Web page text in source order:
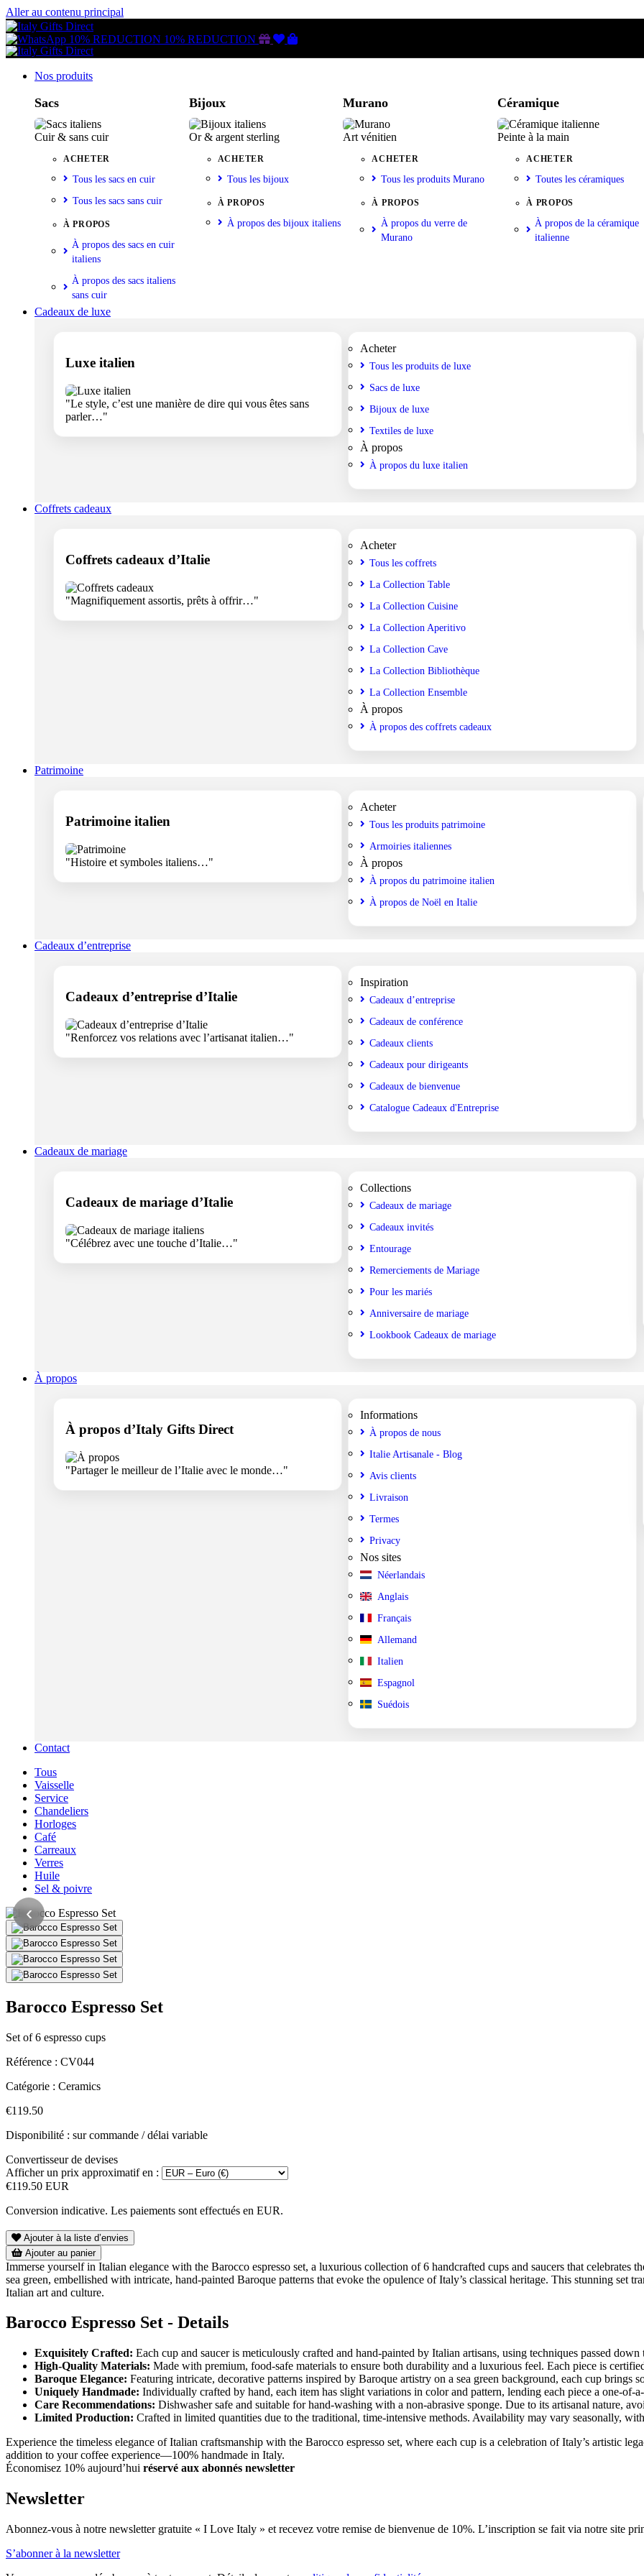
Aller au contenu principal
10% REDUCTION 10% REDUCTION Gutscheine
Wunschliste
Warenkorb
Nos produits
Sacs
Cuir & sans cuir
ACHETER
Tous les sacs en cuir
Tous les sacs sans cuir
À PROPOS
À propos des sacs en cuir
italiens
À propos des sacs italiens
sans cuir
Bijoux
Or & argent sterling
ACHETER
Tous les bijoux
À PROPOS
À propos des bijoux italiens
Murano
Art vénitien
ACHETER
Tous les produits Murano
À PROPOS
À propos du verre de
Murano
Céramique
Peinte à la main
ACHETER
Toutes les céramiques
À PROPOS
À propos de la céramique
italienne
Cadeaux de luxe
Luxe italien
"Le style, c’est une manière de dire qui vous êtes sans
parler…"
Acheter
Tous les produits de luxe
Sacs de luxe
Bijoux de luxe
Textiles de luxe
À propos
À propos du luxe italien
Coffrets cadeaux
Coffrets cadeaux d’Italie
"Magnifiquement assortis, prêts à offrir…"
Acheter
Tous les coffrets
La Collection Table
La Collection Cuisine
La Collection Aperitivo
La Collection Cave
La Collection Bibliothèque
La Collection Ensemble
À propos
À propos des coffrets cadeaux
Patrimoine
Patrimoine italien
"Histoire et symboles italiens…"
Acheter
Tous les produits patrimoine
Armoiries italiennes
À propos
À propos du patrimoine italien
À propos de Noël en Italie
Cadeaux d’entreprise
Cadeaux d’entreprise d’Italie
"Renforcez vos relations avec l’artisanat italien…"
Inspiration
Cadeaux d’entreprise
Cadeaux de conférence
Cadeaux clients
Cadeaux pour dirigeants
Cadeaux de bienvenue
Catalogue Cadeaux d'Entreprise
Cadeaux de mariage
Cadeaux de mariage d’Italie
"Célébrez avec une touche d’Italie…"
Collections
Cadeaux de mariage
Cadeaux invités
Entourage
Remerciements de Mariage
Pour les mariés
Anniversaire de mariage
Lookbook Cadeaux de mariage
À propos
À propos d’Italy Gifts Direct
"Partager le meilleur de l’Italie avec le monde…"
Informations
À propos de nous
Italie Artisanale - Blog
Avis clients
Livraison
Termes
Privacy
Nos sites
Néerlandais
Anglais
Français
Allemand
Italien
Espagnol
Suédois
Contact
Tous
Vaisselle
Service
Chandeliers
Horloges
Café
Carreaux
Verres
Huile
Sel & poivre
‹
Barocco Espresso Set
Set of 6 espresso cups
Référence : CV044
Catégorie : Ceramics
€119.50
Disponibilité : sur commande / délai variable
Convertisseur de devises
Afficher un prix approximatif en :
€119.50 EUR
Conversion indicative. Les paiements sont effectués en EUR.
Ajouter à la liste d’envies
Ajouter au panier
Immerse yourself in Italian elegance with the Barocco espresso set, a luxurious collection of 6 handcrafted cups and saucers that celebrates
sea green, embellished with intricate, hand-painted Baroque patterns that evoke the opulence of Italy’s classical heritage. This stunning set
Italian art and culture.
Barocco Espresso Set - Details
Exquisitely Crafted: Each cup and saucer is meticulously crafted and hand-painted by Italian artisans, using techniques passed down
High-Quality Materials: Made with premium, food-safe materials to ensure both durability and a luxurious feel. Each piece is
Baroque Elegance: Featuring intricate, decorative patterns inspired by Baroque artistry on a sea green background, each cup brings
Uniquely Handmade: Individually crafted by hand, each item has slight variations in color and pattern, lending each piece a one-of-
Care Recommendations: Dishwasher safe and suitable for hand-washing with a non-abrasive sponge. Due to its artisanal nature,
Limited Production: Crafted in limited quantities due to the traditional, time-intensive methods. Availability may vary seasonally,
Experience the timeless elegance of Italian craftsmanship with the Barocco espresso set, where each cup is a celebration of Italy’s artistic
addition to your coffee experience—100% handmade in Italy.
Économisez 10% aujourd’hui réservé aux abonnés newsletter
Newsletter
Abonnez-vous à notre newsletter gratuite « I Love Italy » et recevez votre remise de bienvenue de 10%. L’inscription se fait via notre site
S’abonner à la newsletter